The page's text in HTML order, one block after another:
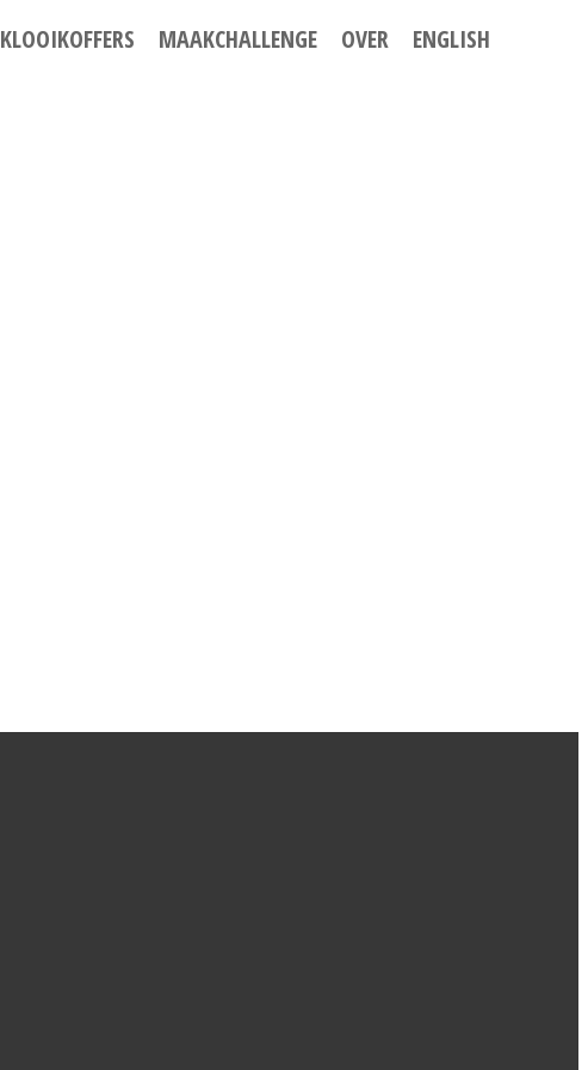
KLOOIKOFFERS MAAKCHALLENGE OVER ENGLISH